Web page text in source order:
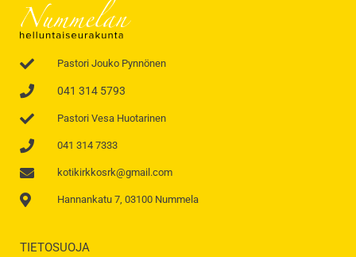
Pastori Jouko Pynnönen
041 314 5793
Pastori Vesa Huotarinen
041 314 7333
kotikirkkosrk@gmail.com
Hannankatu 7, 03100 Nummela
TIETOSUOJA